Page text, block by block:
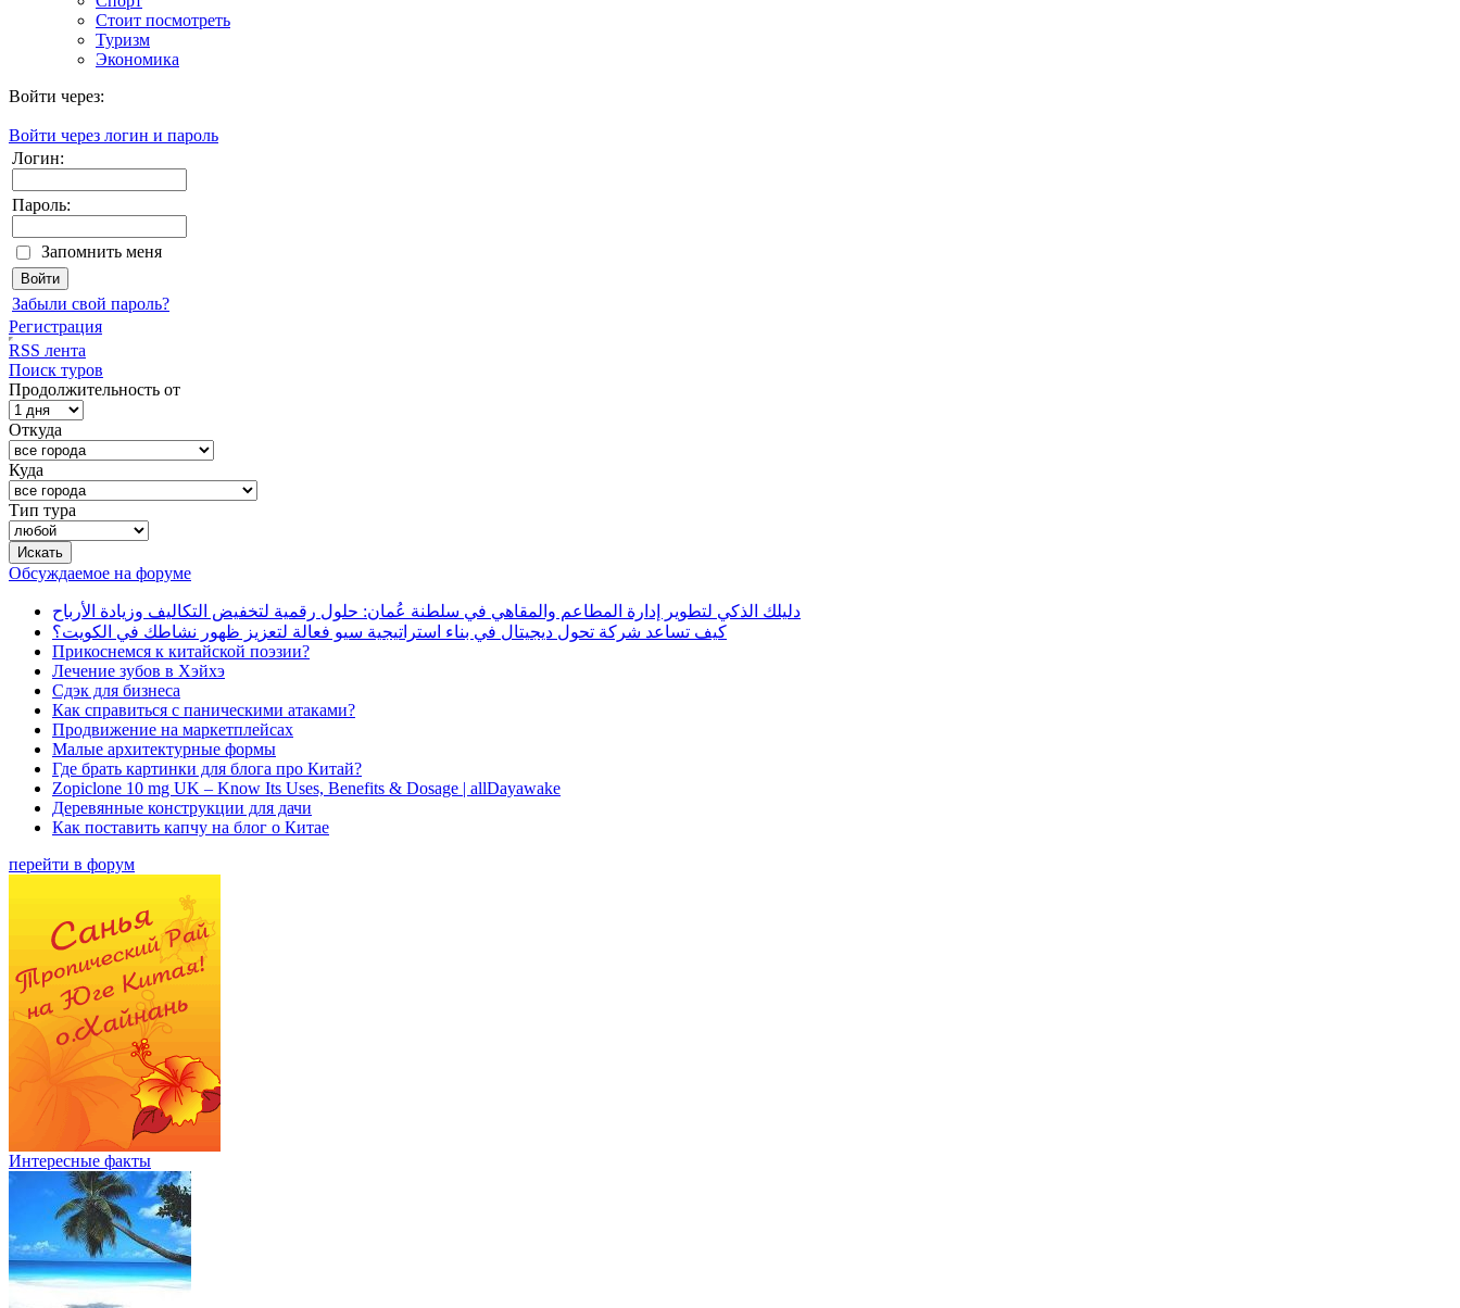
Стоит посмотреть
Туризм
Экономика
Войти через:
Войти через логин и пароль
Логин:
Пароль:
Запомнить меня
Забыли свой пароль?
Регистрация
RSS лента
Поиск туров
Продолжительность от
Откуда
Куда
Тип тура
Обсуждаемое на форуме
دليلك الذكي لتطوير إدارة المطاعم والمقاهي في سلطنة عُمان: حلول رقمية لتخفيض التكاليف وزيادة الأرباح
كيف تساعد شركة تحول ديجيتال في بناء استراتيجية سيو فعالة لتعزيز ظهور نشاطك في الكويت؟
Прикоснемся к китайской поэзии?
Лечение зубов в Хэйхэ
Сдэк для бизнеса
Как справиться с паническими атаками?
Продвижение на маркетплейсах
Малые архитектурные формы
Где брать картинки для блога про Китай?
Zopiclone 10 mg UK – Know Its Uses, Benefits & Dosage | allDayawake
Деревянные конструкции для дачи
Как поставить капчу на блог о Китае
перейти в форум
Интересные факты